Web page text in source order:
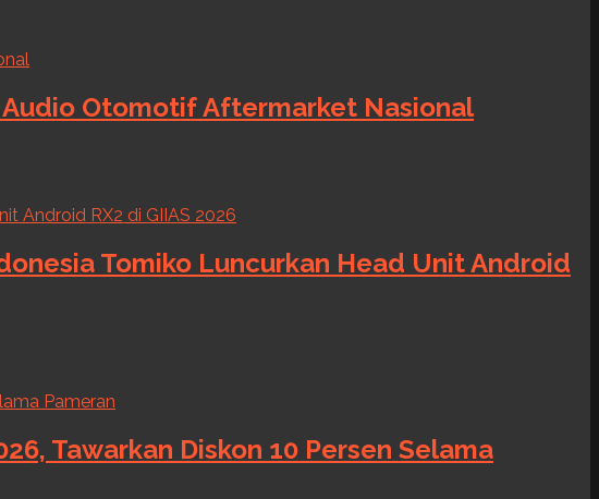
Audio Otomotif Aftermarket Nasional
Tomiko Luncurkan Head Unit Android
Tawarkan Diskon 10 Persen Selama